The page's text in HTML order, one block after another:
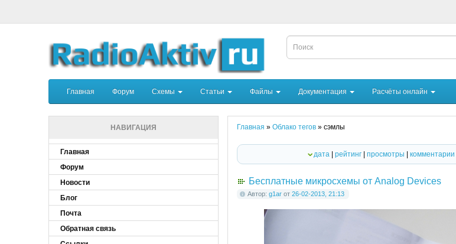
Главная Форум Схемы Статьи Файлы Документация Расчёты онлайн
НАВИГАЦИЯ
Главная
Форум
Новости
Блог
Почта
Обратная связь
Главная » Облако тегов» сэмлы
дата| рейтинг| просмотры комментарии
Бесплатные микросхемы от Analog Devices
Автор: g1arот 26-02-2013, 21:13